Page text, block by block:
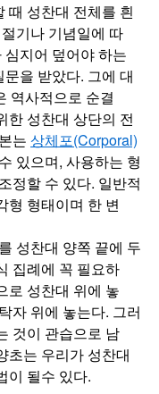
때 성찬대 전체를 흰
기나 기념일에 따
지어 덮어야 하는
을 받았다. 그에 대
역사적으로 순결
한 성찬대 상단의 전
는 상체포(Corporal)
있으며, 사용하는 형
정할 수 있다. 일반적
형 형태이며 한 변
성찬대 양쪽 끝에 두
집례에 꼭 필요하
로 성찬대 위에 놓
자 위에 놓는다. 그러
것이 관습으로 남
초는 우리가 성찬대
이 될수 있다.